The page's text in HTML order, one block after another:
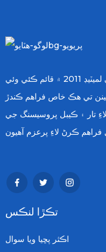
بيجنگ اورينٽ پينگ شينگ ٽيڪ ڪمپني لميٽيڊ 2011 ۾ قائم ڪئي وئي
تي هڪ خاص فراهم ڪندڙ
تار ۽ ڪيبل پروسيسنگ جي
تڪڙا لنڪس
اڪثر پڇيا ويا سوال